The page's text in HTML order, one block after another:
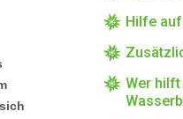
Hilfe
Wer